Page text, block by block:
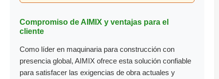
Compromiso de AIMIX y ventajas para el
cliente
Como líder en maquinaria para construcción con
presencia global, AIMIX ofrece esta solución confiable
para satisfacer las exigencias de obra actuales y